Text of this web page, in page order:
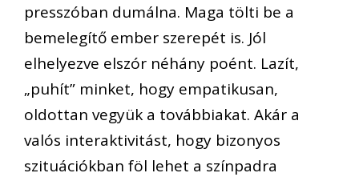
presszóban dumálna. Maga tölti be a
bemelegítő ember szerepét is. Jól
elhelyezve elszór néhány poént. Lazít,
„puhít” minket, hogy empatikusan,
oldottan vegyük a továbbiakat. Akár a
valós interaktivitást, hogy bizonyos
szituációkban föl lehet a színpadra